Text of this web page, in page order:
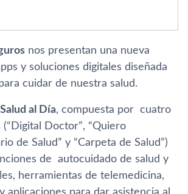
nos presentan una nueva
y soluciones digitales diseñada
cuidar de nuestra salud.
al Dí­a, compuesta por cuatro
Doctor”, “Quiero
de Salud” y “Carpeta de Salud”)
de autocuidado de salud y
herramientas de telemedicina,